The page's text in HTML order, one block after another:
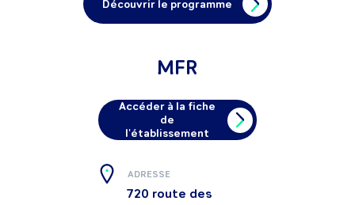
Découvrir le programme
MFR
Accéder à la fiche
de
l'établissement
ADRESSE
720 route des